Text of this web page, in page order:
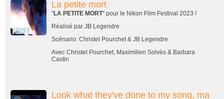
La petite mort
"LA PETITE MORT" pour le Nikon Film Festival 2023 !
Réalisé par JB Legendre
Scénario: Christel Pourchet & JB Legendre
Avec Christel Pourchet, Maximilien Solvès & Barbara
Castin
Look what they've done to my song, ma